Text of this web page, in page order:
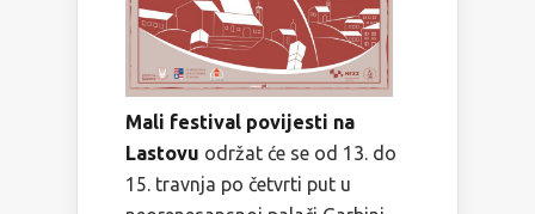
Mali festival povijesti na
Lastovu održat će se od 13. do
15. travnja po četvrti put u